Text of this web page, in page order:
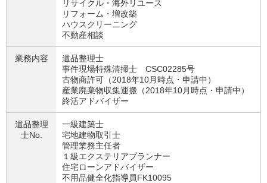
リサイクル・海外リユース
リフォーム・増改築
ハウスクリーニング
不動産相談
業務内容
遺品整理士
事件現場特殊清掃士 CSC02285号
古物商許可（2018年10月時点・申請中）
産業廃棄物収集運搬（2018年10月時点・申請中）
終活アドバイザー
遺品整理
士No.
一級建築士
宅地建物取引士
管理業務主任者
１級エクステリアプランナー
住宅ローンアドバイザー
不用品健全化指導員FK10095